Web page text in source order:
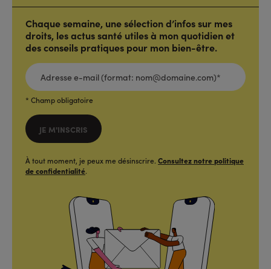
Chaque semaine, une sélection d’infos sur mes
droits, les actus santé utiles à mon quotidien et
des conseils pratiques pour mon bien-être.
ADRESSE
E-
MAIL
(FORMAT:
NOM@DOMAINE.COM)*
* Champ obligatoire
JE M'INSCRIS
À tout moment, je peux me désinscrire. Consultez notre politique
de confidentialité.